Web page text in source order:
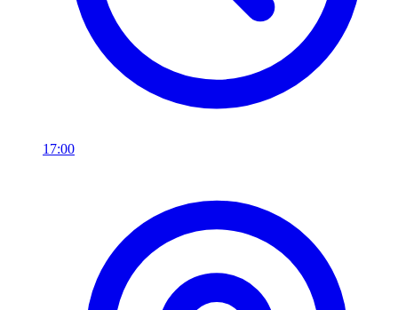
17:00